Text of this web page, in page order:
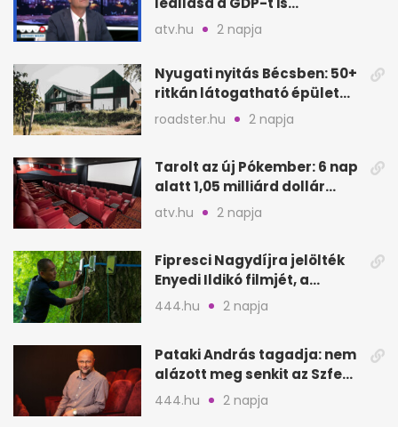
megütheti, int az
atv.hu 2 napja
Nyugati nyitás Bécsben: 50+
ritkán látogatható épület
nyílik meg
roadster.hu 2 napja
Tarolt az új Pókember: 6 nap
alatt 1,05 milliárd dollár
bevétel
atv.hu 2 napja
Fipresci Nagydíjra jelölték
Enyedi Ildikó filmjét, a
Csendes barátot
444.hu 2 napja
Pataki András tagadja: nem
alázott meg senkit az Szfe
felvételijén
444.hu 2 napja